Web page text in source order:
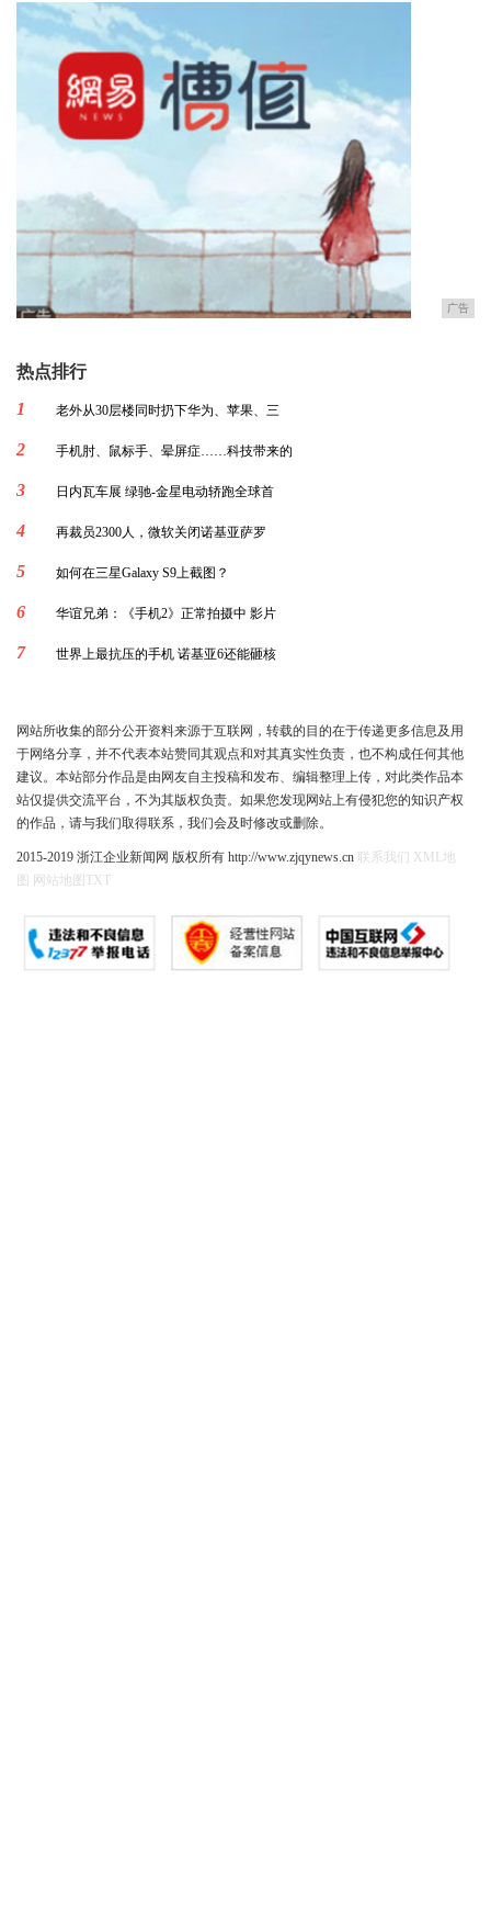
广告
热点排行
1
老外从30层楼同时扔下华为、苹果、三
2 手机肘、鼠标手、晕屏症……科技带来的
3 日内瓦车展 绿驰-金星电动轿跑全球首
4 再裁员2300人，微软关闭诺基亚萨罗
5 如何在三星Galaxy S9上截图？
6 华谊兄弟：《手机2》正常拍摄中 影片
7 世界上最抗压的手机 诺基亚6还能砸核
网站所收集的部分公开资料来源于互联网，转载的目的在于传递更多信息及用
于网络分享，并不代表本站赞同其观点和对其真实性负责，也不构成任何其他
建议。本站部分作品是由网友自主投稿和发布、编辑整理上传，对此类作品本
站仅提供交流平台，不为其版权负责。如果您发现网站上有侵犯您的知识产权
的作品，请与我们取得联系，我们会及时修改或删除。
2015-2019 浙江企业新闻网 版权所有 http://www.zjqynews.cn 联系我们
XML地
图
网站地图 TXT